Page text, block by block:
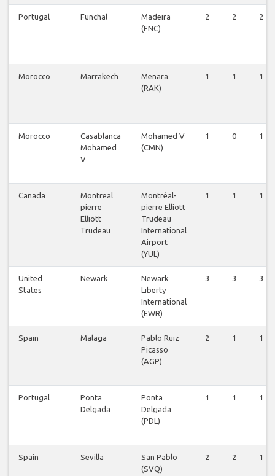
Portugal Funchal
Madeira
(FNC)
2 2 2
Morocco Marrakech
Menara
(RAK)
1 1 1
Morocco
Casablanca
Mohamed
V
Mohamed V
(CMN)
1 0 1
Canada
Montreal
pierre
Elliott
Trudeau
Montréal-
pierre Elliott
Trudeau
International
Airport
(YUL)
1 1 1
United
States
Newark
Newark
Liberty
International
(EWR)
3 3 3
Spain Malaga
Pablo Ruiz
Picasso
(AGP)
2 1 1
Portugal
Ponta
Delgada
Ponta
Delgada
(PDL)
1 1 1
Spain Sevilla
San Pablo
(SVQ)
2 2 1